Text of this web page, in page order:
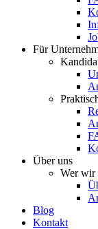
Für
Über uns
Wer wir
Blog
Kontakt